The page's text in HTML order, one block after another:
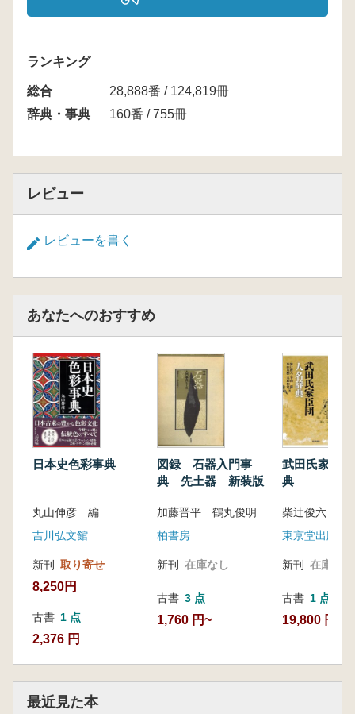
ランキング
総合
28,888番 / 124,819冊
辞典・事典
160番 / 755冊
レビュー
レビューを書く
あなたへのおすすめ
日本史色彩事典
丸山伸彦 編
吉川弘文館
新刊 取り寄せ
8,250円
古書 1 点
2,376 円
図録 石器入門事
典 先土器 新装版
加藤晋平 鶴丸俊明
柏書房
新刊 在庫なし
古書 3 点
1,760 円~
武田氏家臣
典
東京堂出版
新刊 在庫なし
古書 1 点
19,800 円
最近見た本